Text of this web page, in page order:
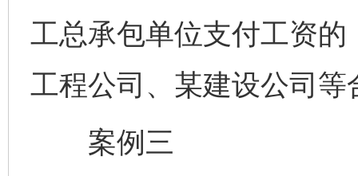
工总承包单位支付工资
工程公司、某建设公司等
案例三